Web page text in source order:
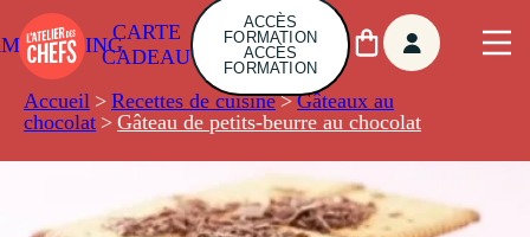
CARTE
CADEAU
ACCÈS
FORMATION
ACCÈS
FORMATION
Accueil > Recettes de cuisine > Gâteaux au
chocolat > Gâteau de petits-beurre au chocolat